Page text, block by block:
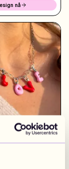
nå
från